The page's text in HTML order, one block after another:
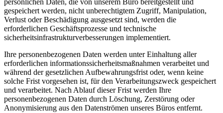
persönlichen Daten, die von unserem Büro bereitgestellt und
gespeichert werden, nicht unberechtigtem Zugriff, Manipulation,
Verlust oder Beschädigung ausgesetzt sind, werden die
erforderlichen Geschäftsprozesse und technische
sicherheitsinfrastrukturverbesserungen implementiert.
Ihre personenbezogenen Daten werden unter Einhaltung aller
erforderlichen informationssicherheitsmaßnahmen verarbeitet und
während der gesetzlichen Aufbewahrungsfrist oder, wenn keine
solche Frist vorgesehen ist, für den Verarbeitungszweck gespeichert
und verarbeitet. Nach Ablauf dieser Frist werden Ihre
personenbezogenen Daten durch Löschung, Zerstörung oder
Anonymisierung aus den Datenströmen unseres Büros entfernt.